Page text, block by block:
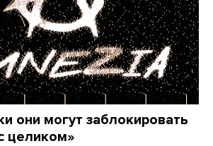
они могут заблокировать
целиком»